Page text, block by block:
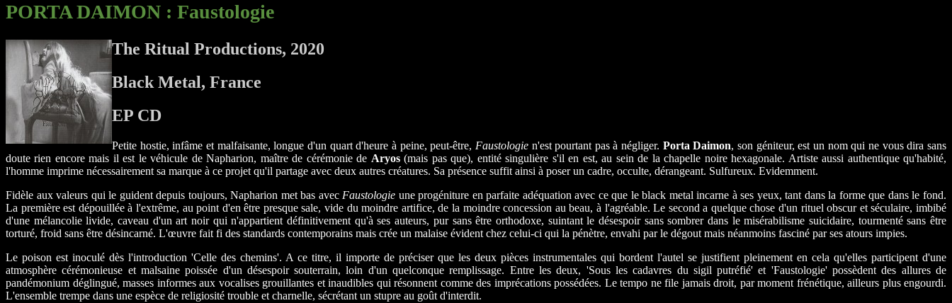
PORTA DAIMON : Faustologie
The Ritual Productions, 2020
Black Metal, France
EP CD
Petite hostie, infâme et malfaisante, longue d'un quart d'heure à peine, peut-être, Faustologie n'est pourtant pas à négliger. Porta Daimon, son géniteur, est un nom qui ne vous dira sans
doute rien encore mais il est le véhicule de Napharion, maître de cérémonie de Aryos(mais pas que), entité singulière s'il en est, au sein de la chapelle noire hexagonale. Artiste aussi authentique qu'habité,
l'homme imprime nécessairement sa marque à ce projet qu'il partage avec deux autres créatures. Sa présence suffit ainsi à poser un cadre, occulte, dérangeant. Sulfureux. Evidemment.
Fidèle aux valeurs qui le guident depuis toujours, Napharion met bas avec Faustologie une progéniture en parfaite adéquation avec ce que le black metal incarne à ses yeux, tant dans la forme que dans le fond.
La première est dépouillée à l'extrême, au point d'en être presque sale, vide du moindre artifice, de la moindre concession au beau, à l'agréable. Le second a quelque chose d'un rituel obscur et séculaire, imbibé
d'une mélancolie livide, caveau d'un art noir qui n'appartient définitivement qu'à ses auteurs, pur sans être orthodoxe, suintant le désespoir sans sombrer dans le misérabilisme suicidaire, tourmenté sans être
torturé, froid sans être désincarné. L'œuvre fait fi des standards contemporains mais crée un malaise évident chez celui-ci qui la pénètre, envahi par le dégout mais néanmoins fasciné par ses atours impies.
Le poison est inoculé dès l'introduction 'Celle des chemins'. A ce titre, il importe de préciser que les deux pièces instrumentales qui bordent l'autel se justifient pleinement en cela qu'elles participent d'une
atmosphère cérémonieuse et malsaine poissée d'un désespoir souterrain, loin d'un quelconque remplissage. Entre les deux, 'Sous les cadavres du sigil putréfié' et 'Faustologie' possèdent des allures de
pandémonium déglingué, masses informes aux vocalises grouillantes et inaudibles qui résonnent comme des imprécations possédées. Le tempo ne file jamais droit, par moment frénétique, ailleurs plus engourdi.
L'ensemble trempe dans une espèce de religiosité trouble et charnelle, sécrétant un stupre au goût d'interdit.